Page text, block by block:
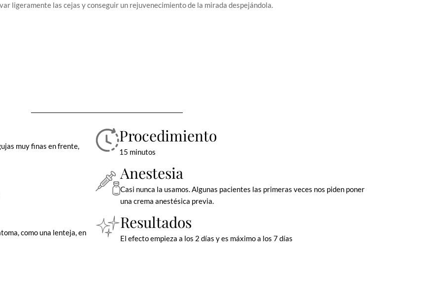
ligeramente las cejas y conseguir un rejuvenecimiento de la mirada despejándola.
muy finas en frente,
Procedimiento
15 minutos
Anestesia
Casi nunca la usamos. Algunas pacientes las primeras veces nos piden poner
una crema anestésica previa.
como una lenteja, en
Resultados
El efecto empieza a los 2 días y es máximo a los 7 días